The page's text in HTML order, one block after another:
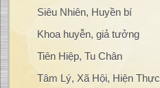
Siêu Nhiên, Huyền bí
Khoa huyễn, giả tưởng
Tiên Hiệp, Tu Chân
Tâm Lý, Xã Hội, Hiện Thực